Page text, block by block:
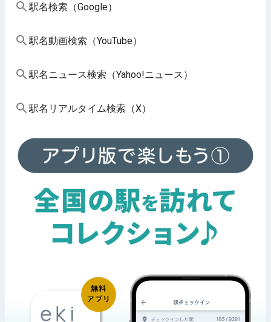
駅名検索（Google）
駅名動画検索（YouTube）
駅名ニュース検索（Yahoo!ニュース）
駅名リアルタイム検索（X）